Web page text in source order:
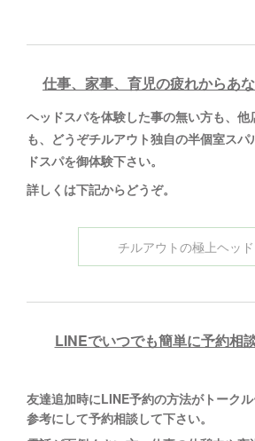
仕事、家事、育児の疲れからあな
ヘッドスパを体験した事の無い方も、
も、どうぞチルアウト独自の半個室スパ
ドスパを御体験下さい。
詳しくは下記からどうぞ。
チルアウトの極上ヘッ
LINEでいつでも簡単に予約相
友達追加時にLINE予約の方法がトーク
参考にして予約相談して下さい。